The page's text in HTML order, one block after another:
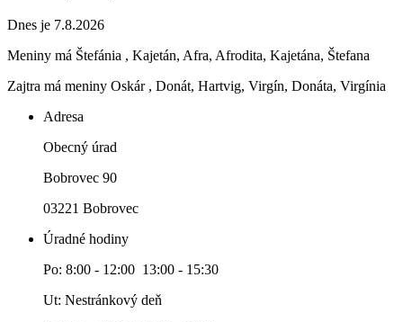
Dnes je 7.8.2026
Meniny má Štefánia , Kajetán, Afra, Afrodita, Kajetána, Štefana
Zajtra má meniny Oskár , Donát, Hartvig, Virgín, Donáta, Virgínia
Adresa
Obecný úrad
Bobrovec 90
03221 Bobrovec
Úradné hodiny
Po: 8:00 - 12:00 13:00 - 15:30
Ut: Nestránkový deň